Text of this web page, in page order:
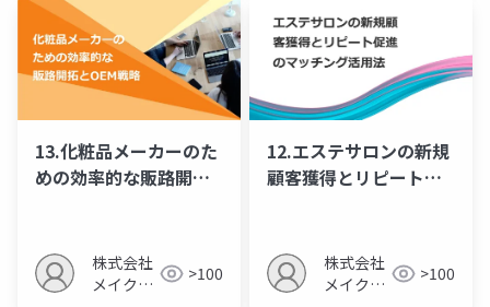
13.化粧品メーカーのた
めの効率的な販路開拓
株式会社
メイクア
>100
12.エステサロンの新規
顧客獲得とリピート促
株式会社
メイクア
>100